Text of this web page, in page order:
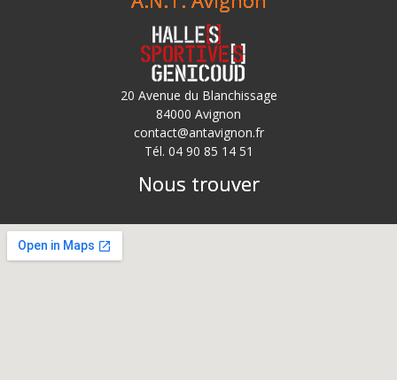
20 Avenue du Blanchissage
84000 Avignon
contact@antavignon.fr
Tél. 04 90 85 14 51
Nous trouver